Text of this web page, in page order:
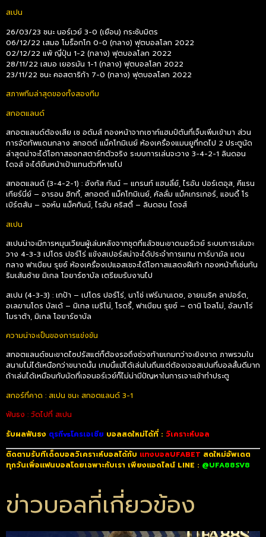
สเปน
26/03/23 ชนะ นอร์เวย์ 3-0 (เยือน) กระชับมิตร
06/12/22 เสมอ โมร็อกโก 0-0 (กลาง) ฟุตบอลโลก 2022
02/12/22 แพ้ ญี่ปุ่น 1-2 (กลาง) ฟุตบอลโลก 2022
28/11/22 เสมอ เยอรมัน 1-1 (กลาง) ฟุตบอลโลก 2022
23/11/22 ชนะ คอสตาริก้า 7-0 (กลาง) ฟุตบอลโลก 2022
สภาพทีมล่าสุดของทั้งสองทีม
สกอตแลนด์
สกอตแลนด์ต้องเสีย เช อดัมส์ กองหน้าจากเซาท์แฮมป์ตันที่เจ็บเพิ่มเข้ามา ส่วน
การจัดทัพแดนกลาง สกอตต์ แม็คโทมิเนย์ ห้องเครื่องแมนยูที่กดไป 2 ประตูนัด
ล่าสุดน่าจะได้โอกาสออกสตาร์ทตัวจริง ระบบการเล่นจะวาง 3-4-2-1 ลินดอน
ไดจส์ จะได้ยืนหน้าเป้าแทนตัวที่หายไป
สกอตแลนด์ (3-4-2-1) : อังกัส กันน์ – แกรนท์ แฮนลี่ย์, ไรอัน ปอร์เตอุส, คีแรน
เทียร์นี่ย์ – อารอน ฮิกกี้, สกอตต์ แม็คโทมิเนย์, คัลลั่ม แม็คเกรเกอร์, แอนดี้ โร
เบิร์ตสัน – จอห์น แม็คกินน์, ไรอัน คริสตี้ – ลินดอน ไดจส์
สเปน
สเปนน่าจะมีการหมุนเวียนผู้เล่นหลังจากชุดที่แล้วชนะขาดนอร์เวย์ ระบบการเล่นจะ
วาง 4-3-3 เปโดร ปอร์โร่ แข้งสเปอร์สน่าจะได้ประจำการแทน การ์บาฆัล แดน
กลาง ฟาเบียน รุยซ์ ห้องเครื่องเปแอสเชจะได้โอกาสแสดงฝีเท้า กองหน้าก็เช่นกัน
ริมเส้นซ้าย มิเกล โอยาร์ซาบัล เตรียมรับงานไป
สเปน (4-3-3) : เกป้า – เปโดร ปอร์โร่, นาโช่ เฟร์นานเดซ, อายเมริค ลาปอร์ต,
อเลฆานโดร บัลเด้ – มิเกล เมริโน่, โรดรี้, ฟาเบียน รุยซ์ – ดานิ โอลโม่, อัลบาโร่
โมราต้า, มิเกล โอยาร์ซาบัล
ความน่าจะเป็นของการแข่งขัน
สกอตแลนด์ชนะขาดไซปรัสแต่ก็ต้องรอถึงช่วงท้ายเกมกว่าจะยิงขาด ภาพรวมใน
สนามไม่ได้เหนือกว่าขนาดนั้น เกมนี้แม้ได้เล่นในถิ่นแต่ต้องเจอสเปนที่บอลสั้นดีมาก
ถ้าเล่นได้เหมือนกับนัดที่เจอนอร์เวย์ก็ไม่น่ามีปัญหาในการเจาะเข้าทำประตู
สกอร์ที่คาด : สเปน ชนะ สกอตแลนด์ 3-1
ฟันธง : วัดไปที่ สเปน
รับผลฟันธง ตุรกีvsโครเอเชีย บอลสดใหม่ได้ที่ : วิเคราะห์บอล
ติดตามรับทีเด็ดบอลวิเคราะห์บอลได้กับ แทงบอลUFABET สดใหม่อัพเดต
ทุกวันเพื่อแฟนบอลโดยเฉพาะกับเรา เพียงแอดไลน์ LINE : @UFA88SV8
ข่าวบอลที่เกี่ยวข้อง